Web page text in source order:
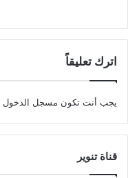
اترك تعليقاً
يجب أنت تكون مسجل الدخول
قناة تنوير